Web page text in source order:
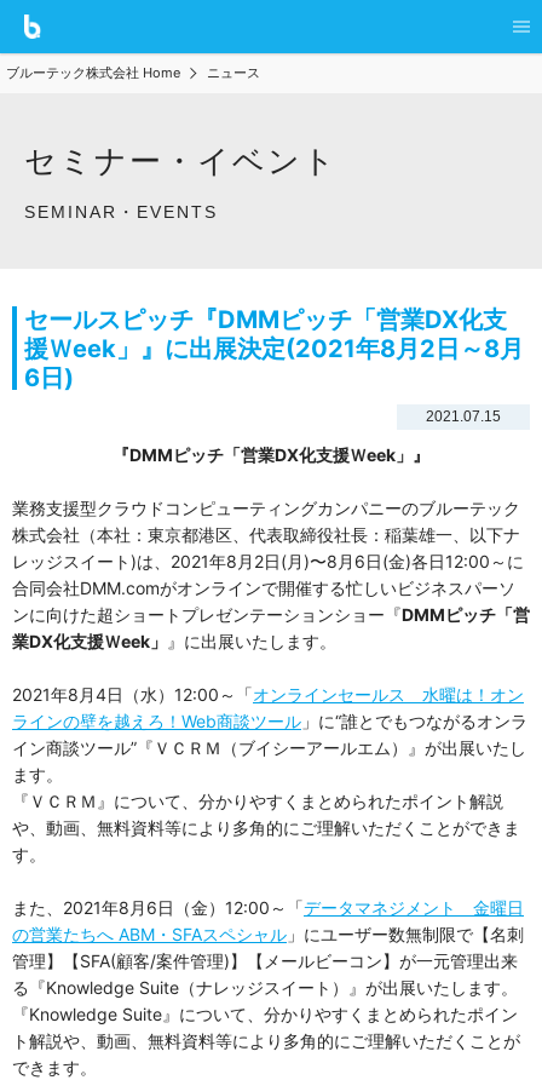
ブルーテック株式会社 Home ニュース
セミナー・イベント
SEMINAR・EVENTS
セールスピッチ『DMMピッチ「営業DX化支
援Ｗeek」』に出展決定(2021年8月2日～8月
6日)
2021.07.15
『DMMピッチ「営業DX化支援Ｗeek」』
業務支援型クラウドコンピューティングカンパニーのブルーテック
株式会社（本社：東京都港区、代表取締役社長：稲葉雄一、以下ナ
レッジスイート)は、2021年8月2日(月)〜8月6日(金)各日12:00～に
合同会社DMM.comがオンラインで開催する忙しいビジネスパーソ
ンに向けた超ショートプレゼンテーションショー『DMMピッチ「営
業DX化支援Ｗeek」 』に出展いたします。
2021年8月4日（水）12:00～「オンラインセールス 水曜は！オン
ラインの壁を越えろ！Web商談ツール 」に“誰とでもつながるオンラ
イン商談ツール”『ＶＣＲＭ（ブイシーアールエム）』が出展いたし
ます。
『ＶＣＲＭ』について、分かりやすくまとめられたポイント解説
や、動画、無料資料等により多角的にご理解いただくことができま
す。
また、2021年8月6日（金）12:00～「データマネジメント 金曜日
の営業たちへ ABM・SFAスペシャル 」にユーザー数無制限で【名刺
管理】【SFA(顧客/案件管理)】【メールビーコン】が一元管理出来
る『Knowledge Suite（ナレッジスイート）』が出展いたします。
『Knowledge Suite』について、分かりやすくまとめられたポイン
ト解説や、動画、無料資料等により多角的にご理解いただくことが
できます。